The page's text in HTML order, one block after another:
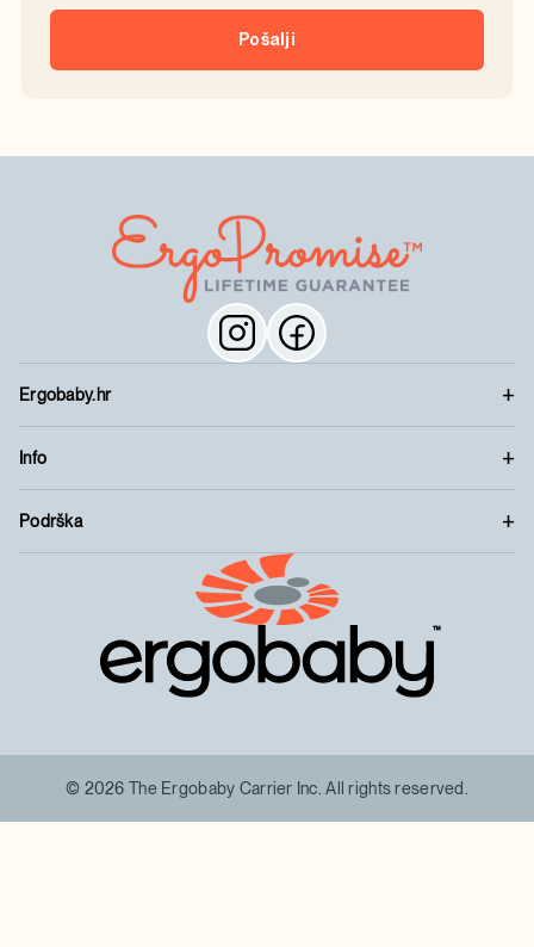
Ergobaby.hr
Info
Podrška
™
© 2026 The Ergobaby Carrier Inc. All rights reserved.